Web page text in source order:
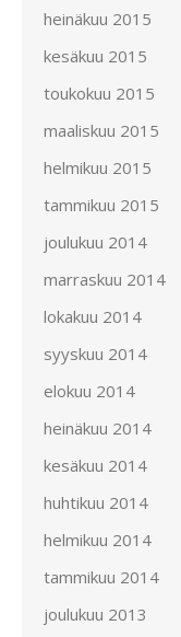
heinäkuu 2015
kesäkuu 2015
toukokuu 2015
maaliskuu 2015
helmikuu 2015
tammikuu 2015
joulukuu 2014
marraskuu 2014
lokakuu 2014
syyskuu 2014
elokuu 2014
heinäkuu 2014
kesäkuu 2014
huhtikuu 2014
helmikuu 2014
tammikuu 2014
joulukuu 2013